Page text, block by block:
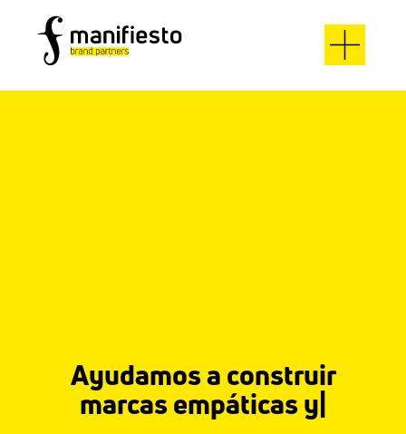
Ayudamos a construir
marcas empáticas y